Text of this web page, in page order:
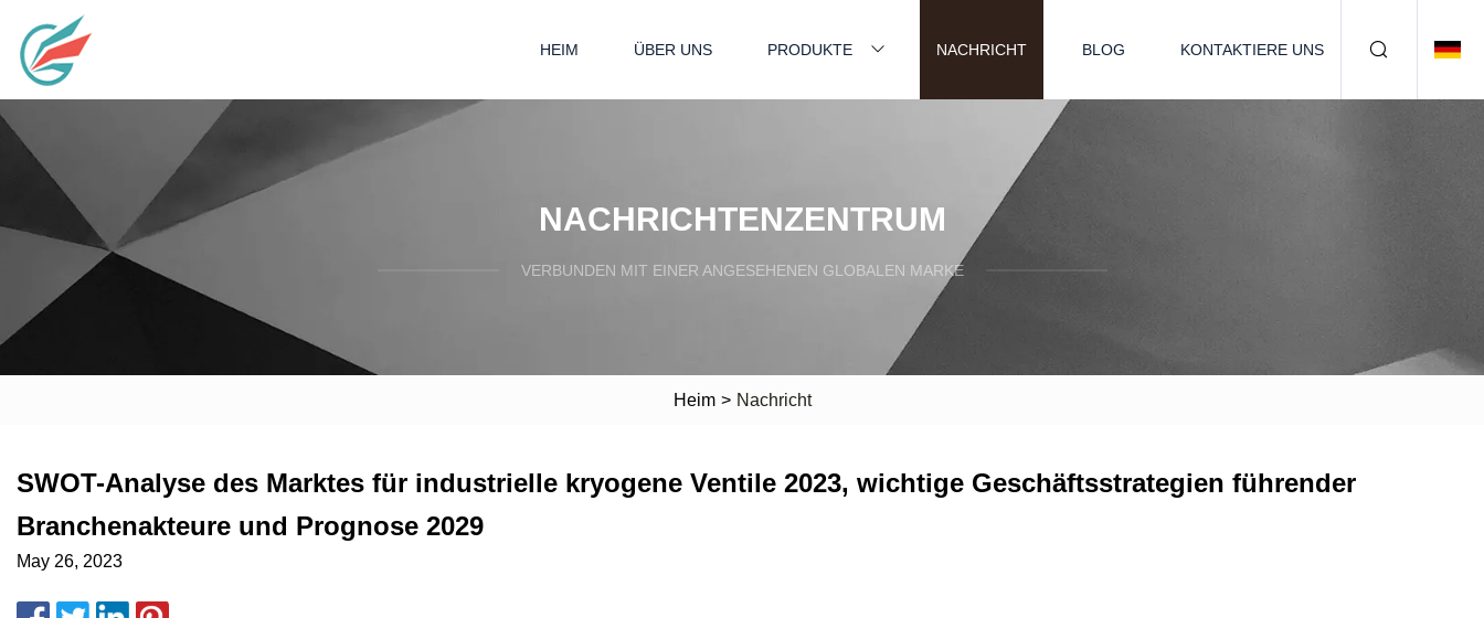
HEIM ÜBER UNS PRODUKTE NACHRICHT BLOG KONTAKTIERE UNS
NACHRICHTENZENTRUM
VERBUNDEN MIT EINER ANGESEHENEN GLOBALEN MARKE
Heim > Nachricht
SWOT-Analyse des Marktes für industrielle kryogene Ventile 2023, wichtige Geschäftsstrategien führender
Branchenakteure und Prognose 2029
May 26, 2023